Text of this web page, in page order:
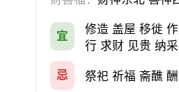
会亲友 伐木
入学
宜
修造 盖屋 移徙
行 求财 见贵 纳
忌 祭祀 祈福 斋醮